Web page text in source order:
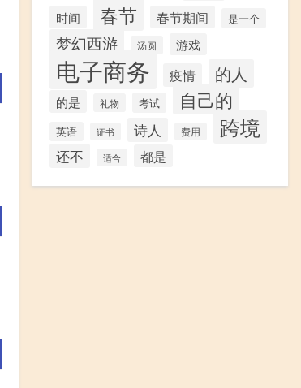
时间 春节 春节期间 是一个
梦幻西游 汤圆 游戏
电子商务 疫情 的人
的是 礼物 考试 自己的
英语 证书 诗人 费用 跨境
还不 适合 都是